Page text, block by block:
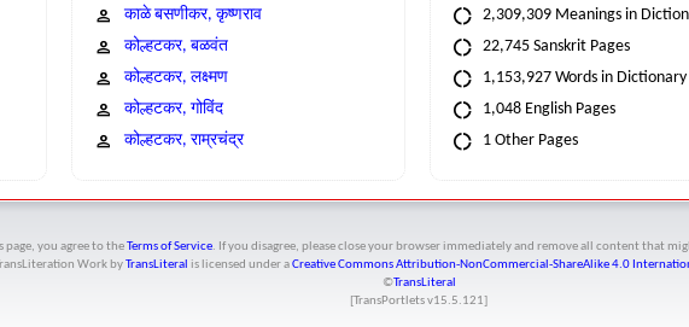
काळे बसणीकर, कृष्णराव
कोल्हटकर, बळवंत
कोल्हटकर, लक्ष्मण
कोल्हटकर, गोविंद
कोल्हटकर, राम्रचंद्र
2,309,309 Meanings in
22,745 Sanskrit Pages
1,153,927 Words in Dictionary
1,048 English Pages
1 Other Pages
page, you agree to the Terms of Service. If you disagree, please close your browser immediately and remove all content that
Workby TransLiteral is licensed under aCreative Commons Attribution-NonCommercial-ShareAlike 4.0
©TransLiteral
[TransPortlets v15.5.121